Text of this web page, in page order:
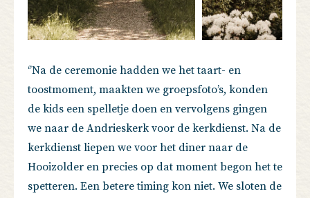
‘’Na de ceremonie hadden we het taart- en
toostmoment, maakten we groepsfoto’s, konden
de kids een spelletje doen en vervolgens gingen
we naar de Andrieskerk voor de kerkdienst. Na de
kerkdienst liepen we voor het diner naar de
Hooizolder en precies op dat moment begon het te
spetteren. Een betere timing kon niet. We sloten de